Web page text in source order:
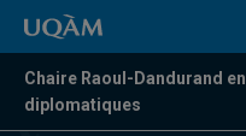
Chaire Raoul-Dandurand
diplomatiques